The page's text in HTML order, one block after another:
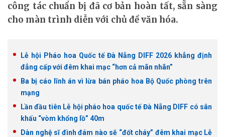
công tác chuẩn bị đã cơ bản hoàn tất, sẵn sàng
cho màn trình diễn với chủ đề văn hóa.
Lễ hội Pháo hoa Quốc tế Đà Nẵng DIFF 2026 khẳng định
đẳng cấp với đêm khai mạc “hơn cả mãn nhãn”
Ba bị cáo lĩnh án vì lừa bán pháo hoa Bộ Quốc phòng trên
mạng
Lần đầu tiên Lễ hội pháo hoa quốc tế Đà Nẵng DIFF có sân
khấu “vòm khổng lồ” 40m
Dàn nghệ sĩ đình đám nào sẽ “đốt cháy” đêm khai mạc Lễ